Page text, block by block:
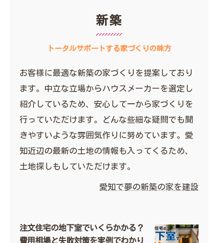
新築
トータルサポートする家づくりの味方
お客様に最適な新築の家づくりを提案しており
ます。中立な立場からハウスメーカーを選定し
紹介しているため、安心して一から家づくりを
行っていただけます。どんな些細な疑問でも聞
きやすいような雰囲気作りに努めています。愛
知近辺の最新の土地の情報も入ってくるため、
土地探しもしていただけます。
愛知で夢の新築の家を建設
注文住宅の地下室でいくらかかる？
費用相場と失敗対策を実例でわかり